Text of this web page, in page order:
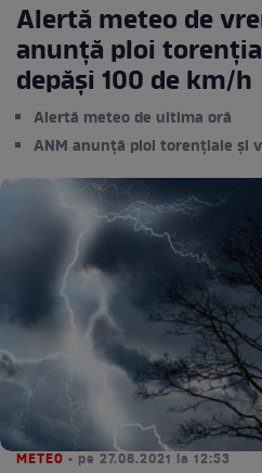
Alertă meteo de
anunță ploi
depăși 100 de km/h
Alertă meteo de ultima oră
ANM anunță ploi torențiale și
METEO • pe 27.08.2021 la 12:53